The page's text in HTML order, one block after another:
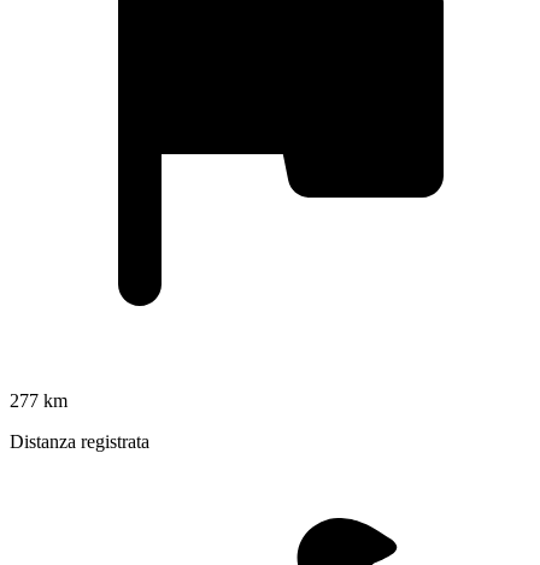
277 km
Distanza registrata